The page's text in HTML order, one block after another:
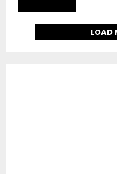
LOAD